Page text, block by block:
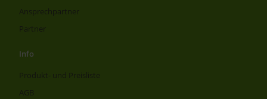
Ansprechpartner
Partner
Info
Produkt- und Preisliste
AGB